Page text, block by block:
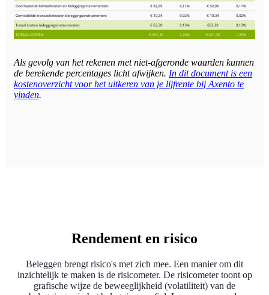
Als gevolg van het rekenen met niet-afgeronde waarden kunnen
de berekende percentages licht afwijken. In dit document is een
kostenoverzicht voor het uitkeren van je lijfrente bij Axento te
vinden.
Rendement en risico
Beleggen brengt risico's met zich mee. Een manier om dit
inzichtelijk te maken is de risicometer. De risicometer toont op
grafische wijze de beweeglijkheid (volatiliteit) van de